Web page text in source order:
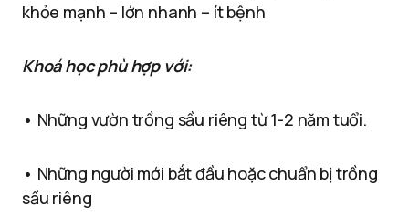
khỏe mạnh – lớn nhanh – ít bệnh
Khoá học phù hợp với:
• Những vườn trồng sầu riêng từ 1-2 năm tuổi.
• Những người mới bắt đầu hoặc chuẩn bị trồng
sầu riêng